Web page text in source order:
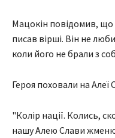
Мацокін повідомив,
писав вірші. Він не
коли його не брали з
Героя поховали на Алеї
"Колір нації. Колись,
нашу Алею Слави жменю